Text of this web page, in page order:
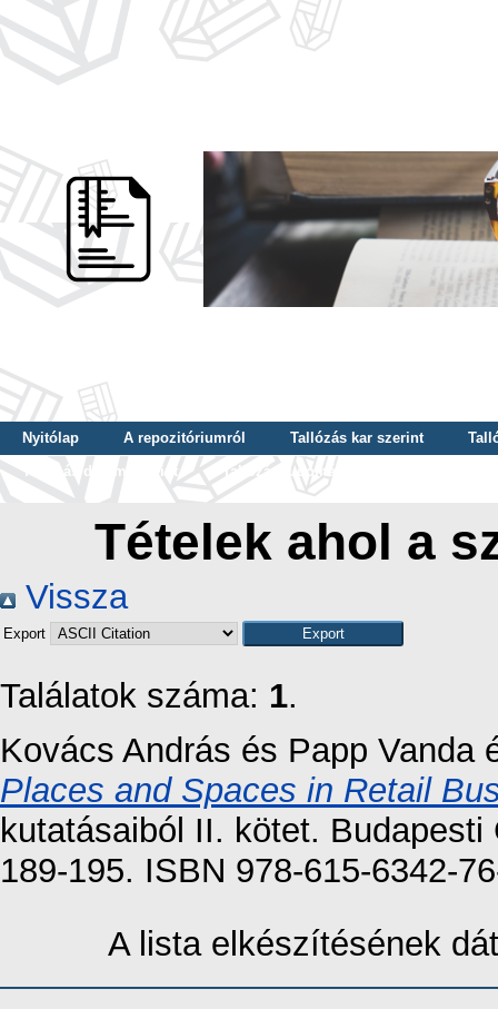
Nyitólap A repozitóriumról Tallózás kar szerint
Tallózás dátum szerint
Tallózás tudományterület szerint
Tételek ahol a
Vissza
Export
Találatok száma: 1.
Kovács András és Papp Vanda
Places and Spaces in Retail
kutatásaiból II. kötet.
189-195. ISBN 978-615-6342-
A lista elkészítésének